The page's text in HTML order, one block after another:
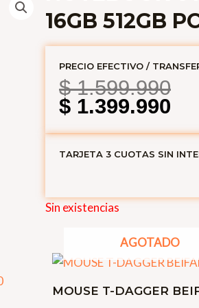
16GB 512GB
PRECIO EFECTIVO /
$1.599.990El
$
$ 1.399.990
El
$
TARJETA 3 CUOTAS SIN
Sin existencias
AGOTADO
MOUSE T-DAGGER